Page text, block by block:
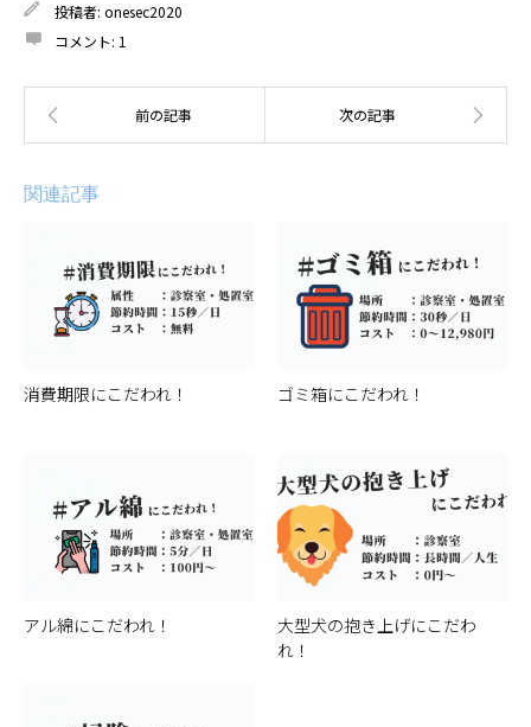
投稿者: onesec2020
コメント: 1
関連記事
消費期限にこだわれ！ ゴミ箱にこだわれ！
アル綿にこだわれ！
大型犬の抱き上げにこだわ
れ！